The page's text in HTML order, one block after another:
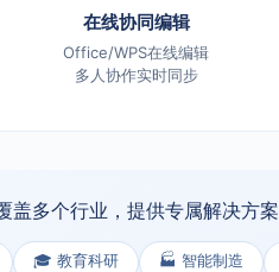
在线协同编辑
Office/WPS在线编辑
多人协作实时同步
盖多个行业，提供专属解决方案
🎓 教育科研 🏭 智能制造